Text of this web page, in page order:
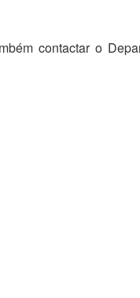
contactar o